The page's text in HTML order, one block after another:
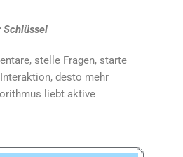
stelle Fragen, starte
desto mehr
liebt aktive